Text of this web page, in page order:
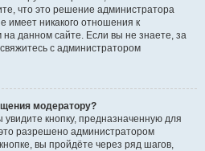
что это решение администратора
имеет никакого отношения к
данном сайте. Если вы не знаете, за
с администратором
модератору?
кнопку, предназначенную для
разрешено администратором
вы пройдёте через ряд шагов,